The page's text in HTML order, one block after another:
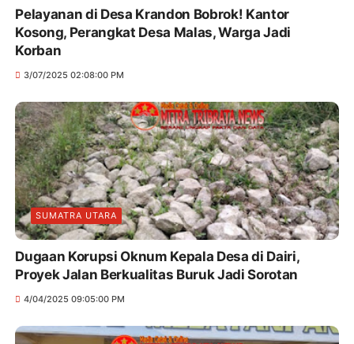
Pelayanan di Desa Krandon Bobrok! Kantor
Kosong, Perangkat Desa Malas, Warga Jadi
Korban
3/07/2025 02:08:00 PM
SUMATRA UTARA
Dugaan Korupsi Oknum Kepala Desa di Dairi,
Proyek Jalan Berkualitas Buruk Jadi Sorotan
4/04/2025 09:05:00 PM